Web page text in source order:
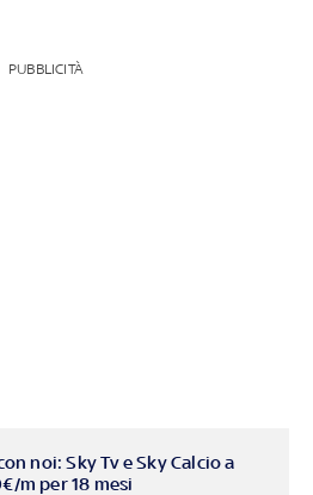
PUBBLICITÀ
noi: Sky Tv e Sky Calcio a
m per 18 mesi